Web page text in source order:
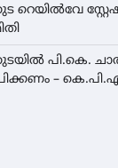
റെയിൽവേ
പി.കെ.
–